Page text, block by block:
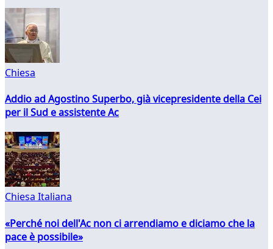
Chiesa
Addio ad Agostino Superbo, già vicepresidente della Cei
per il Sud e assistente Ac
Chiesa Italiana
«Perché noi dell'Ac non ci arrendiamo e diciamo che la
pace è possibile»